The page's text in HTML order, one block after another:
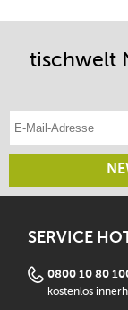
tischwelt
SERVICE
0800 10 80
kostenlos